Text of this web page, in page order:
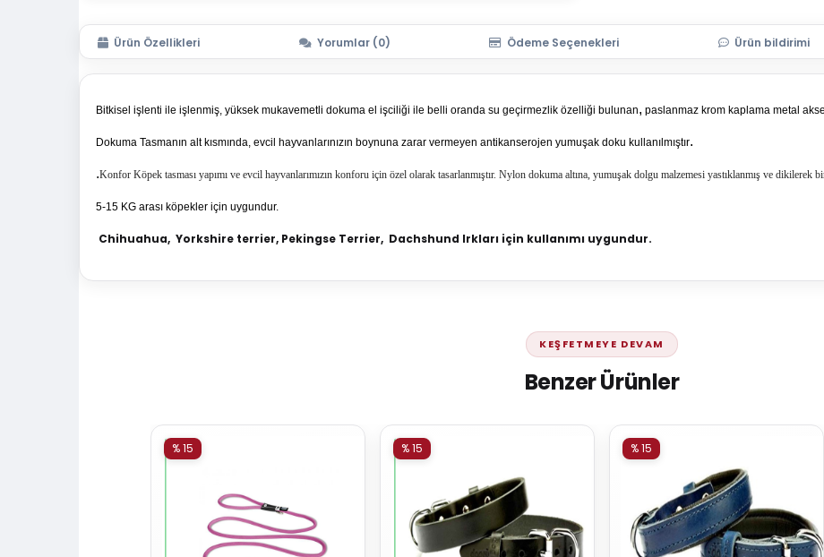
Ürün Özellikleri Yorumlar (0) Ödeme Seçenekleri Ürün bildirimi
Bitkisel işlenti ile işlenmiş, yüksek mukavemetli dokuma el işciliği ile belli oranda su geçirmezlik özelliği bulunan, paslanmaz krom kaplama metal
Dokuma Tasmanın alt kısmında, evcil hayvanlarınızın boynuna zarar vermeyen antikanserojen yumuşak doku kullanılmıştır.
.Konfor Köpek tasması yapımı ve evcil hayvanlarımızın konforu için özel olarak tasarlanmıştır. Nylon dokuma altına, yumuşak dolgu malzemesi yastıklanmış ve dikilerek
5-15 KG arası köpekler için uygundur.
Chihuahua, Yorkshire terrier, Pekingse Terrier, Dachshund Irkları için kullanımı uygundur.
KEŞFETMEYE DEVAM
Benzer Ürünler
% 15 % 15 % 15